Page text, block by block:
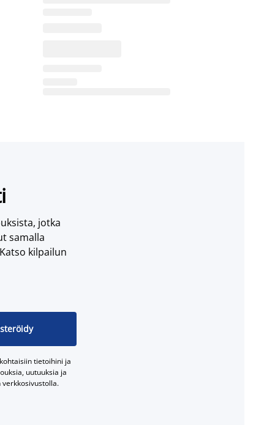
jotka
samalla
kilpailun
tietoihini ja
uutuuksia ja
verkkosivustolla.